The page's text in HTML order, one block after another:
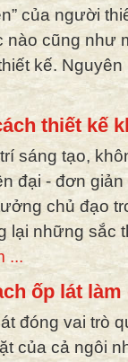
của người
cũng như
kế.
thiết kế
sáng tạo,
đại - đơn
chủ đạo
lại những sắc
...
ốp lát
đóng vai trò
của cả ngôi